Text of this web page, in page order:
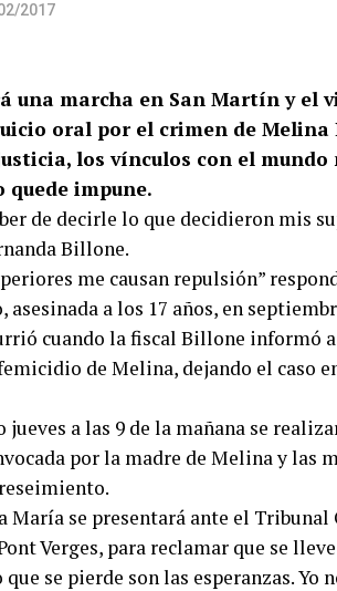
2017
una marcha en San Martín y el
oral por el crimen de
los vínculos con el
quede impune.
de decirle lo que decidieron mis
Billone.
me causan repulsión”
a los 17 años, en
cuando la fiscal Billone informó a
de Melina, dejando el caso
jueves a las 9 de la mañana se
por la madre de Melina y las
María se presentará ante el
Verges, para reclamar que se
se pierde son las esperanzas. Yo